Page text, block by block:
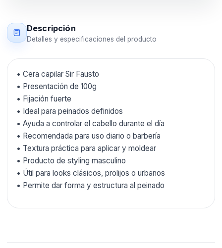
Descripción
Detalles y especificaciones del producto
• Cera capilar Sir Fausto
• Presentación de 100g
• Fijación fuerte
• Ideal para peinados definidos
• Ayuda a controlar el cabello durante el día
• Recomendada para uso diario o barbería
• Textura práctica para aplicar y moldear
• Producto de styling masculino
• Útil para looks clásicos, prolijos o urbanos
• Permite dar forma y estructura al peinado